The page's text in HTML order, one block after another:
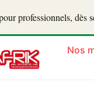
professionnels, dès
Nos